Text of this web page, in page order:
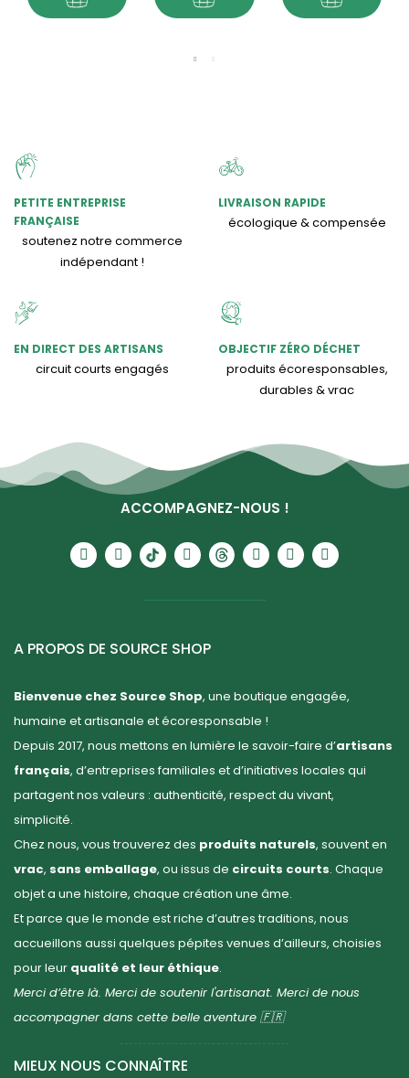
PETITE ENTREPRISE
FRANÇAISE
soutenez notre commerce
indépendant !
LIVRAISON RAPIDE
écologique & compensée
EN DIRECT DES ARTISANS
circuit courts engagés
OBJECTIF ZÉRO DÉCHET
produits écoresponsables,
durables & vrac
ACCOMPAGNEZ-NOUS !
A PROPOS DE SOURCE SHOP
Bienvenue chez Source Shop, une boutique engagée,
humaine et artisanale et écoresponsable !
Depuis 2017, nous mettons en lumière le savoir-faire d’artisans
français, d’entreprises familiales et d’initiatives locales qui
partagent nos valeurs : authenticité, respect du vivant,
simplicité.
Chez nous, vous trouverez des produits naturels, souvent en
vrac, sans emballage, ou issus de circuits courts. Chaque
objet a une histoire, chaque création une âme.
Et parce que le monde est riche d’autres traditions, nous
accueillons aussi quelques pépites venues d’ailleurs, choisies
pour leur qualité et leur éthique.
Merci d’être là. Merci de soutenir l'artisanat. Merci de nous
accompagner dans cette belle aventure 🇫🇷
MIEUX NOUS CONNAÎTRE